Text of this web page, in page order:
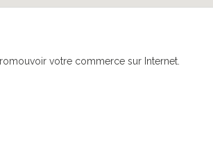
votre commerce sur Internet.